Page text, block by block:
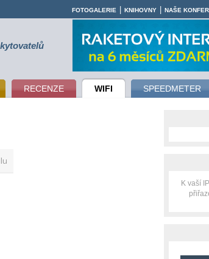
RECENZE WIFI SPEEDMETER
FOTOGALERIE KNIHOVNY NAŠE
K vaší